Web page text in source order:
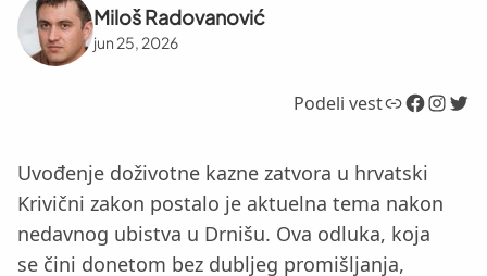
Miloš Radovanović
jun 25, 2026
Podeli vestLink Facebook InstagramTwitter
Uvođenje doživotne kazne zatvora u hrvatski
Krivični zakon postalo je aktuelna tema nakon
nedavnog ubistva u Drnišu. Ova odluka, koja
se čini donetom bez dubljeg promišljanja,